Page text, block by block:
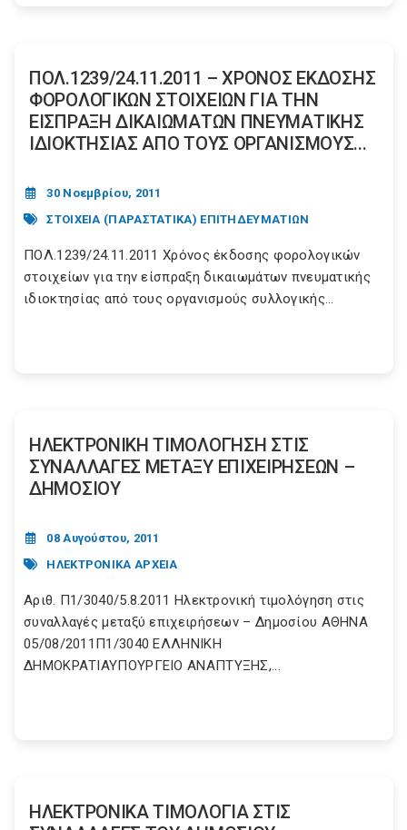
ΠΟΛ.1239/24.11.2011 – ΧΡΟΝΟΣ ΕΚΔΟΣΗΣ
ΦΟΡΟΛΟΓΙΚΩΝ ΣΤΟΙΧΕΙΩΝ ΓΙΑ ΤΗΝ
ΕΙΣΠΡΑΞΗ ΔΙΚΑΙΩΜΑΤΩΝ ΠΝΕΥΜΑΤΙΚΗΣ
ΙΔΙΟΚΤΗΣΙΑΣ ΑΠΟ ΤΟΥΣ ΟΡΓΑΝΙΣΜΟΥΣ...
30 Νοεμβρίου, 2011
ΣΤΟΙΧΕΙΑ (ΠΑΡΑΣΤΑΤΙΚΑ) ΕΠΙΤΗΔΕΥΜΑΤΙΩΝ
ΠΟΛ.1239/24.11.2011 Χρόνος έκδοσης φορολογικών
στοιχείων για την είσπραξη δικαιωμάτων πνευματικής
ιδιοκτησίας από τους οργανισμούς συλλογικής...
ΗΛΕΚΤΡΟΝΙΚΗ ΤΙΜΟΛΟΓΗΣΗ ΣΤΙΣ
ΣΥΝΑΛΛΑΓΕΣ ΜΕΤΑΞΥ ΕΠΙΧΕΙΡΗΣΕΩΝ –
ΔΗΜΟΣΙΟΥ
08 Αυγούστου, 2011
ΗΛΕΚΤΡΟΝΙΚΑ ΑΡΧΕΙΑ
Αριθ. Π1/3040/5.8.2011 Ηλεκτρονική τιμολόγηση στις
συναλλαγές μεταξύ επιχειρήσεων – Δημοσίου ΑΘΗΝΑ
05/08/2011Π1/3040 ΕΛΛΗΝΙΚΗ
ΔΗΜΟΚΡΑΤΙΑΥΠΟΥΡΓΕΙΟ ΑΝΑΠΤΥΞΗΣ,...
ΗΛΕΚΤΡΟΝΙΚΑ ΤΙΜΟΛΟΓΙΑ ΣΤΙΣ